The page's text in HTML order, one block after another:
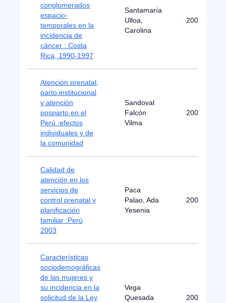
conglomerados
espacio-
temporales en la
incidencia de
cáncer : Costa
Rica, 1990-1997
Santamaría
Ulloa,
Carolina
2002
Atención prenatal,
parto institucional
y atención
posparto en el
Perú :efectos
individuales y de
la comunidad
Sandoval
Falcón
Vilma
2002
Calidad de
atención en los
servicios de
control prenatal y
planificación
familiar :Perú
2003
Paca
Palao, Ada
Yesenia
2004
Características
sociodemográficas
de las mujeres y
su incidencia en la
solicitud de la Ley
Vega
Quesada
2006